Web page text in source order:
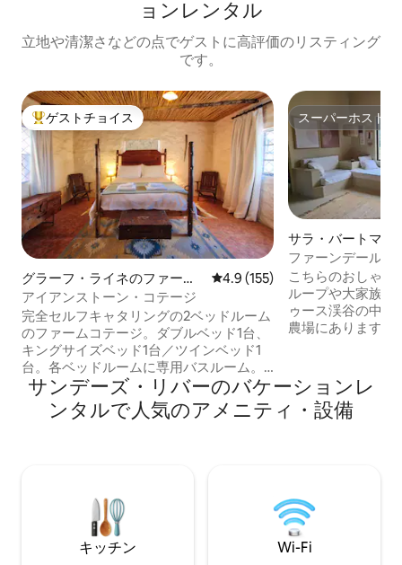
ョンレンタル
立地や清潔さなどの点でゲストに高評価のリスティング
です。
大好評のゲストチョイスです。
ゲストチョイス
グラーフ・ライネのファーム
ステイ
レビュー155件、5つ星中4.9つ
4.9 (155)
アイアンストーン・コテージ
完全セルフキャタリングの2ベッドルーム
のファームコテージ。ダブルベッド1台、
キングサイズベッド1台／ツインベッド1
台。各ベッドルームに専用バスルーム。
プランジプール、ファイヤーピット、Wi-
Fi、エアコン、屋内暖炉、バーベキュー。
リネンとタオルはご用意しました。4輪駆
用しているため暖房用ではありませんの
でご注意ください。 電気毛布、毛布、羽
毛布団、湯たんぽが用意されており、各
家には暖炉があります。
スーパーホスト
スーパーホスト
サラ・バートマン
ィラ
ファーンデールフ
こちらのおしゃれ
ループや大家族にぴ
ゥース渓谷の中
農場にあります。 広々とした空間です。
ナリナトロゲン
または153種類の
れかを探すことが
ができます。また
ラックスすること
サンデーズ・リバーのバケーションレ
ンタルで人気のアメニティ・設備
キッチン Wi-Fi